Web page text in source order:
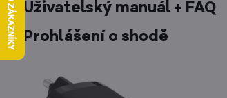
Uživatelský manuál + FAQ
Prohlášení o shodě